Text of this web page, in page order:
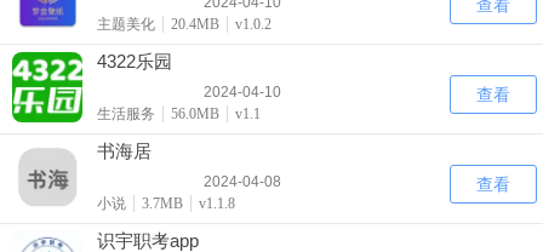
主题美化
20.4MB v1.0.2
查看
4322乐园
2024-04-10
生活服务
56.0MB v1.1
查看
书海居
2024-04-08
小说
3.7MB v1.1.8
查看
识宇职考app